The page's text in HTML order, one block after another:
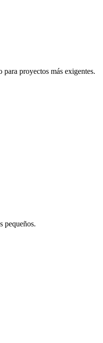
proyectos más exigentes.
pequeños.